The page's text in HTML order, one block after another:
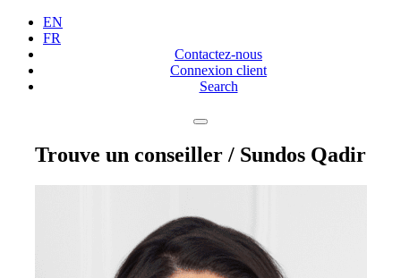
EN
FR
Contactez-nous
Connexion client
Search
Trouve un conseiller / Sundos Qadir